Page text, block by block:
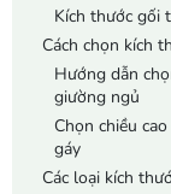
Kích thước gối
Cách chọn kích
Hướng dẫn
giường ngủ
Chọn chiều
gáy
Các loại kích